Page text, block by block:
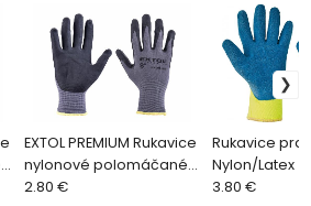
EXTOL PREMIUM Rukavice
nylonové polomáčané
8" 8856680
2.80 €
Rukavice
Nylon/Latex zimné
11veľkost
3.80 €